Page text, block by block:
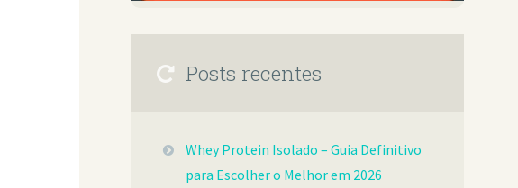
Posts recentes
Whey Protein Isolado – Guia Definitivo
para Escolher o Melhor em 2026